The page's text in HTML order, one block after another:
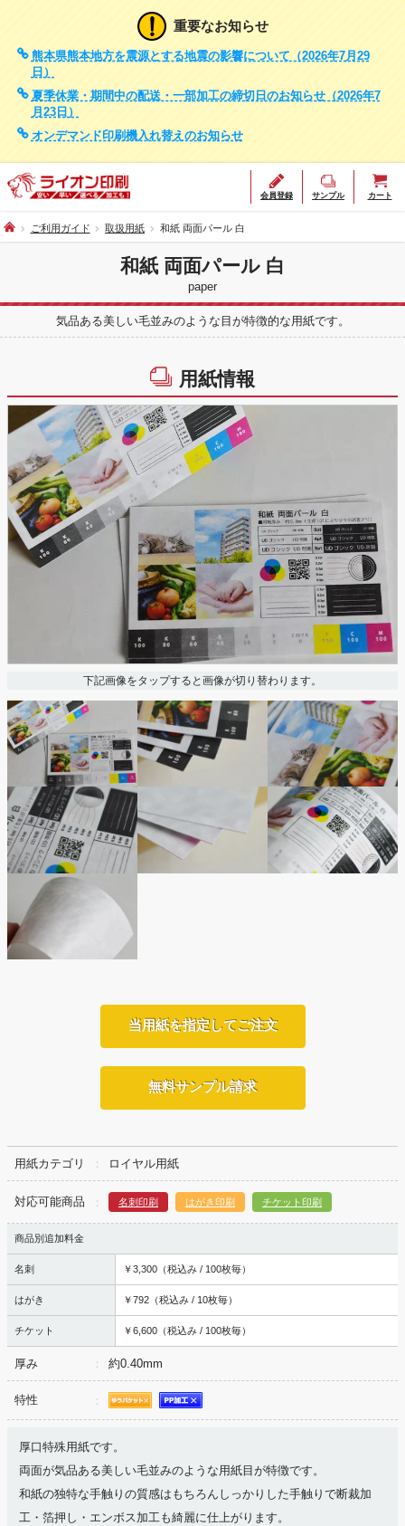
重要なお知らせ
熊本県熊本地方を震源とする地震の影響について（2026年7月29
日）
夏季休業・期間中の配送・一部加工の締切日のお知らせ（2026年7
月23日）
オンデマンド印刷機入れ替えのお知らせ
会員登録 サンプル カート
ご利用ガイド 取扱用紙 和紙 両面パール 白
和紙 両面パール 白
paper
気品ある美しい毛並みのような目が特徴的な用紙です。
用紙情報
下記画像をタップすると画像が切り替わります。
当用紙を指定してご注文
無料サンプル請求
用紙カテゴリ ロイヤル用紙
対応可能商品 名刺印刷 はがき印刷 チケット印刷
商品別追加料金
名刺 ￥3,300 （税込み / 100枚毎）
はがき ￥792 （税込み / 10枚毎）
チケット ￥6,600 （税込み / 100枚毎）
厚み 約0.40mm
特性
厚口特殊用紙です。
両面が気品ある美しい毛並みのような用紙目が特徴です。
和紙の独特な手触りの質感はもちろんしっかりした手触りで断裁加
工・箔押し・エンボス加工も綺麗に仕上がります。